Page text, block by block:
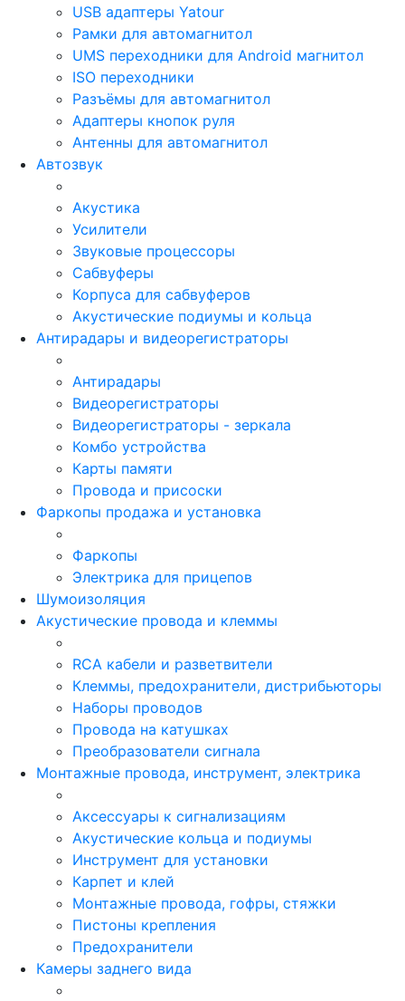
USB адаптеры Yatour
Рамки для автомагнитол
UMS переходники для Android магнитол
ISO переходники
Разъёмы для автомагнитол
Адаптеры кнопок руля
Антенны для автомагнитол
Автозвук
Акустика
Усилители
Звуковые процессоры
Сабвуферы
Корпуса для сабвуферов
Акустические подиумы и кольца
Антирадары и видеорегистраторы
Антирадары
Видеорегистраторы
Видеорегистраторы - зеркала
Комбо устройства
Карты памяти
Провода и присоски
Фаркопы продажа и установка
Фаркопы
Электрика для прицепов
Шумоизоляция
Акустические провода и клеммы
RCA кабели и разветвители
Клеммы, предохранители, дистрибьюторы
Наборы проводов
Провода на катушках
Преобразователи сигнала
Монтажные провода, инструмент, электрика
Аксессуары к сигнализациям
Акустические кольца и подиумы
Инструмент для установки
Карпет и клей
Монтажные провода, гофры, стяжки
Пистоны крепления
Предохранители
Камеры заднего вида